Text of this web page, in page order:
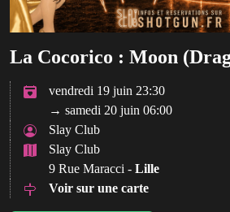
La Cocorico : Moon
vendredi 19 juin 23:30
→ samedi 20 juin 06:00
Slay Club
Slay Club
9 Rue Maracci - Lille
Voir sur une carte